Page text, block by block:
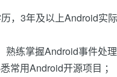
，3年及以上Android实
熟练掌握Android事件处
常用Android开源项目 ；